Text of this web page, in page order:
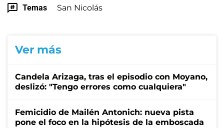
Temas San Nicolás
Ver más
Candela Arizaga, tras el episodio con Moyano,
deslizó: "Tengo errores como cualquiera"
Femicidio de Mailén Antonich: nueva pista
pone el foco en la hipótesis de la emboscada